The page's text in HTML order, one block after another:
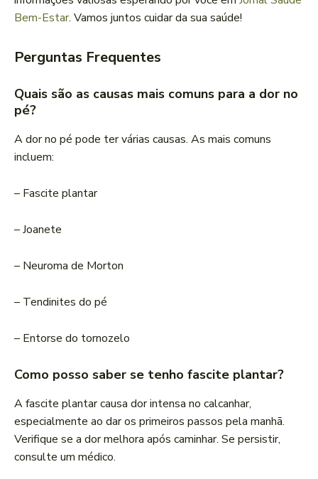
Bem-Estar. Vamos juntos cuidar da sua saúde!
Perguntas Frequentes
Quais são as causas mais comuns para a dor no
pé?
A dor no pé pode ter várias causas. As mais comuns
incluem:
– Fascite plantar
– Joanete
– Neuroma de Morton
– Tendinites do pé
– Entorse do tornozelo
Como posso saber se tenho fascite plantar?
A fascite plantar causa dor intensa no calcanhar,
especialmente ao dar os primeiros passos pela manhã.
Verifique se a dor melhora após caminhar. Se persistir,
consulte um médico.